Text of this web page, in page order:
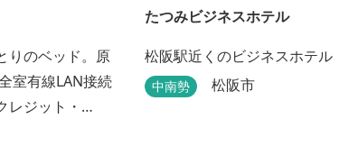
りのベッド。原
室有線LAN接続
レジット・
たつみビジネスホテル
松阪駅近くのビジネスホテル
中南勢 松阪市